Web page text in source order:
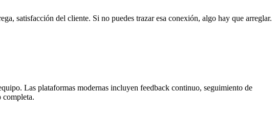
satisfacción del cliente. Si no puedes trazar esa conexión, algo hay que arreglar.
Las plataformas modernas incluyen feedback continuo, seguimiento de
completa.